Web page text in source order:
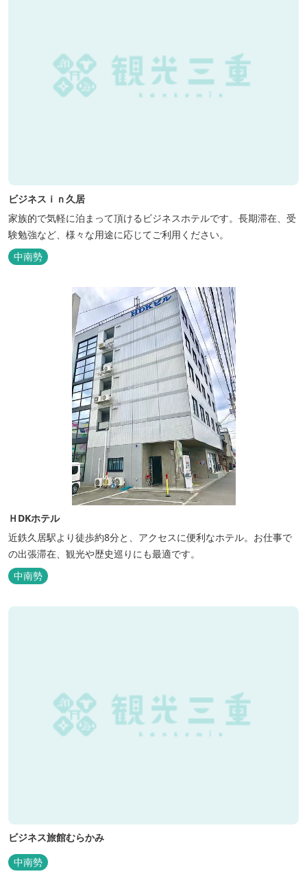
ビジネスｉｎ久居
家族的で気軽に泊まって頂けるビジネスホテルです。長期滞在、受
験勉強など、様々な用途に応じてご利用ください。
中南勢
ＨDKホテル
近鉄久居駅より徒歩約8分と、アクセスに便利なホテル。お仕事で
の出張滞在、観光や歴史巡りにも最適です。
中南勢
ビジネス旅館むらかみ
中南勢